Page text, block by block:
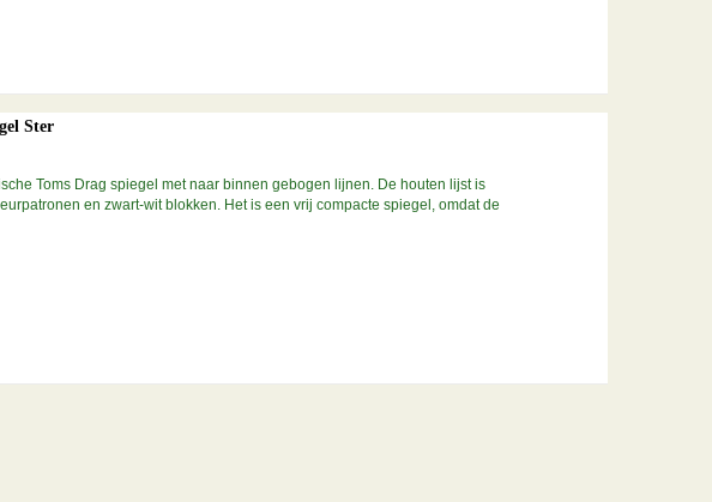
Ster
Toms Drag spiegel met naar binnen gebogen lijnen. De houten lijst is
en zwart-wit blokken. Het is een vrij compacte spiegel, omdat de